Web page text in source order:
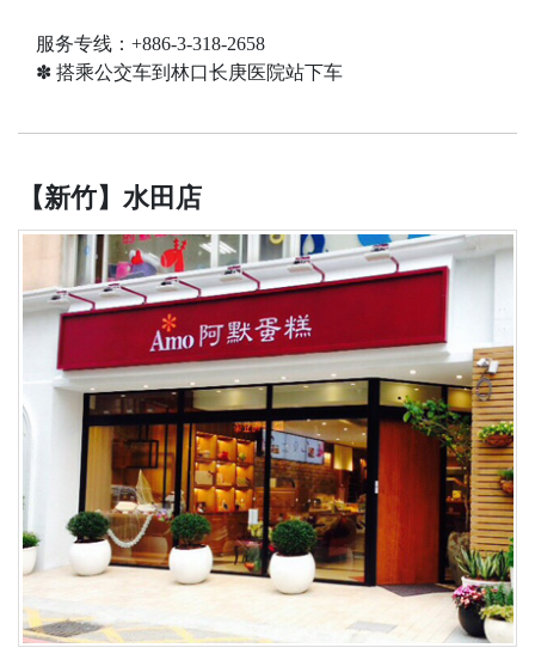
服务专线：+886-3-318-2658
✽ 搭乘公交车到林口长庚医院站下车
【新竹】水田店